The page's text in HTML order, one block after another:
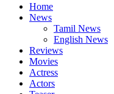
Home
News
Tamil News
English News
Reviews
Movies
Actress
Actors